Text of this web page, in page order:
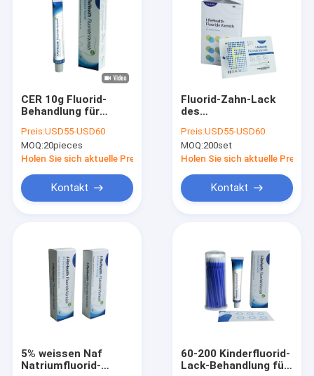
CER 10g Fluorid-
Behandlung für
ReHealth
Preis:USD55-USD60
MOQ:20pieces
Holen Sie sich aktuelle Preis
Kontakt
Fluorid-Zahn-Lack
des
für empfindliche
Zahn-Orthodontie
Preis:USD55-USD60
MOQ:200set
Holen Sie sich aktuelle Preis
Kontakt
5% weissen Naf
Natriumfluorid-
60-200 Kinderfluorid-
Lack-Behandlung für